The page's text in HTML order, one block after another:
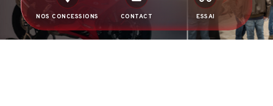
NOS CONCESSIONS CONTACT ESSAI